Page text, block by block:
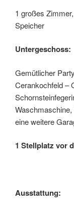
1 großes
Speicher
Untergeschoss:
Gemütlicher
Cerankochfeld –
eine weitere
1 Stellplatz vor